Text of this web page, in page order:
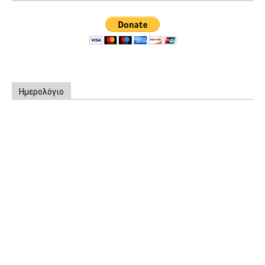
Ημερολόγιο